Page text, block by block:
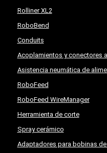
Rolliner XL2
RoboBend
Conduits
Acoplamientos y conectores
Asistencia neumática de
RoboFeed
RoboFeed WireManager
Herramienta de corte
Spray cerámico
Adaptadores para bobinas